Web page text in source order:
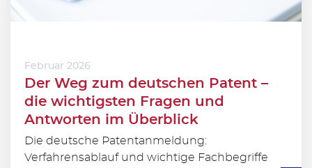
Februar 2026
Der Weg zum deutschen Patent –
die wichtigsten Fragen und
Antworten im Überblick
Die deutsche Patentanmeldung:
Verfahrensablauf und wichtige Fachbegriffe